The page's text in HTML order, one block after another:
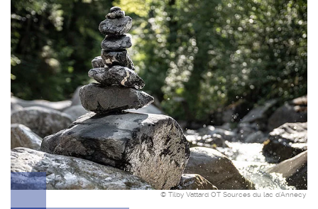
© Tilby Vattard OT Sources du lac d'Annecy